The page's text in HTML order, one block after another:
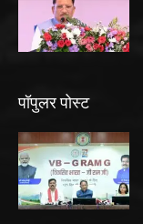
पॉपुलर पोस्ट